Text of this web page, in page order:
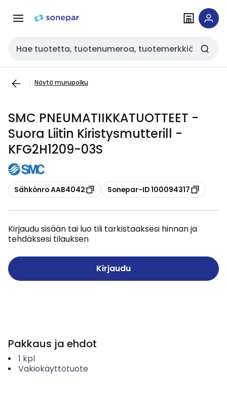
navigointiinsisältöön
Haku
Näytä murupolku
SMC PNEUMATIIKKATUOTTEET -
Suora Liitin Kiristysmutterill -
KFG2H1209-03S
Kopioi
Sähkönro AAB4042 Kopioi
Sonepar-ID 100094317
Kirjaudu sisään tai luo tili tarkistaaksesi hinnan ja
tehdäksesi tilauksen
Kirjaudu
Pakkaus ja ehdot
1 kpl
Vakiokäyttötuote